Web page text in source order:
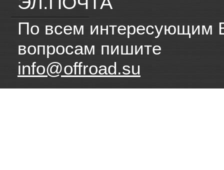
По всем интересующим
вопросам пишите
info@offroad.su